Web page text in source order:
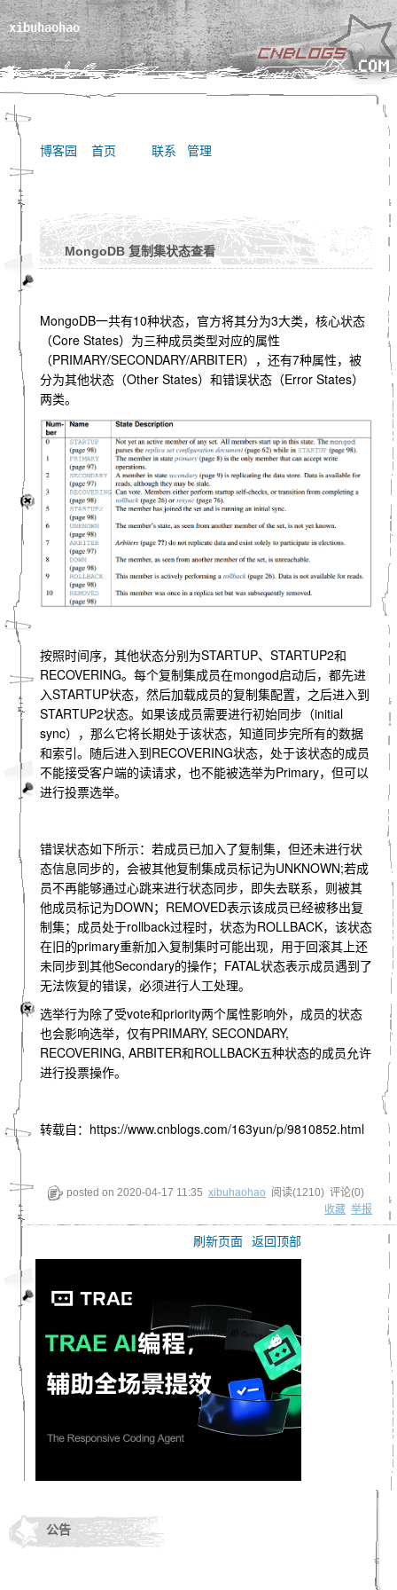
xibuhaohao
博客园 首页 联系 管理
MongoDB 复制集状态查看
MongoDB一共有10种状态，官方将其分为3大类，核心状态
（Core States）为三种成员类型对应的属性
（PRIMARY/SECONDARY/ARBITER），还有7种属性，被
分为其他状态（Other States）和错误状态（Error States）
两类。
按照时间序，其他状态分别为STARTUP、STARTUP2和
RECOVERING。每个复制集成员在mongod启动后，都先进
入STARTUP状态，然后加载成员的复制集配置，之后进入到
STARTUP2状态。如果该成员需要进行初始同步（initial
sync），那么它将长期处于该状态，知道同步完所有的数据
和索引。随后进入到RECOVERING状态，处于该状态的成员
不能接受客户端的读请求，也不能被选举为Primary，但可以
进行投票选举。
错误状态如下所示：若成员已加入了复制集，但还未进行状
态信息同步的，会被其他复制集成员标记为UNKNOWN;若成
员不再能够通过心跳来进行状态同步，即失去联系，则被其
他成员标记为DOWN；REMOVED表示该成员已经被移出复
制集；成员处于rollback过程时，状态为ROLLBACK，该状态
在旧的primary重新加入复制集时可能出现，用于回滚其上还
未同步到其他Secondary的操作；FATAL状态表示成员遇到了
无法恢复的错误，必须进行人工处理。
选举行为除了受vote和priority两个属性影响外，成员的状态
也会影响选举，仅有PRIMARY, SECONDARY,
RECOVERING, ARBITER和ROLLBACK五种状态的成员允许
进行投票操作。
转载自：https://www.cnblogs.com/163yun/p/9810852.html
posted on2020-04-17 11:35 xibuhaohao 阅读(1210) 评论(0)
收藏 举报
刷新页面 返回顶部
公告